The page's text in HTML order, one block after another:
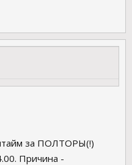
за ПОЛТОРЫ(!)
Причина -